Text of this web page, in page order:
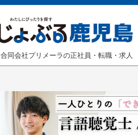
合同会社プリメーラの正社員・転職・求人